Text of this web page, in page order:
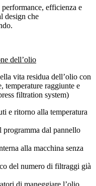
efficienza e
design che
dell’olio
vita residua dell’olio con
temperature raggiunte e
filtration system)
e ritorno alla temperatura
programma dal pannello
alla macchina senza
del numero di filtraggi già
di maneggiare l’olio